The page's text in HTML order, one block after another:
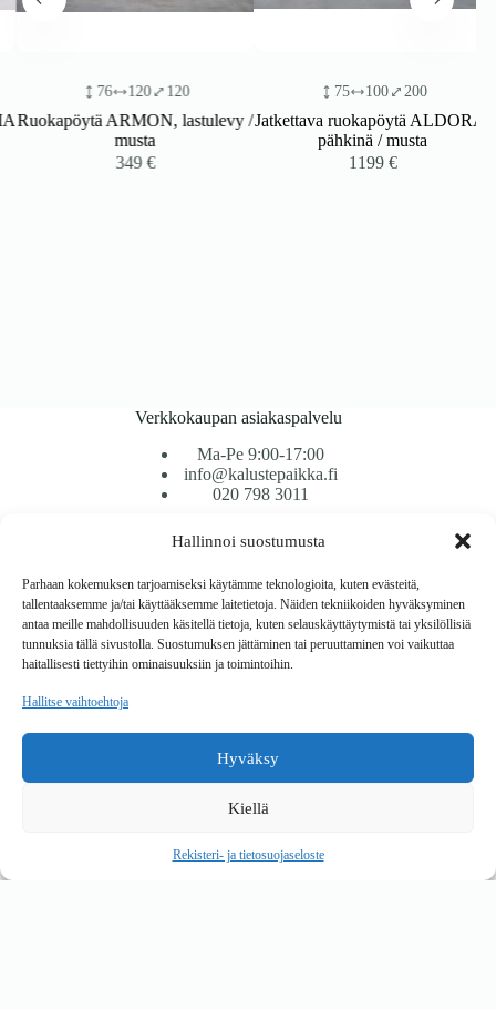
Hallinnoi suostumusta
Parhaan kokemuksen tarjoamiseksi käytämme teknologioita, kuten evästeitä,
tallentaaksemme ja/tai käyttääksemme laitetietoja. Näiden tekniikoiden hyväksyminen
antaa meille mahdollisuuden käsitellä tietoja, kuten selauskäyttäytymistä tai yksilöllisiä
tunnuksia tällä sivustolla. Suostumuksen jättäminen tai peruuttaminen voi vaikuttaa
haitallisesti tiettyihin ominaisuuksiin ja toimintoihin.
Hallitse vaihtoehtoja
Hyväksy
Kiellä
Rekisteri- ja tietosuojaseloste
76 120 120
Ruokapöytä ARMON, lastulevy /
musta
349€
75 100 200
Jatkettava ruokapöytä ALDORA,
pähkinä / musta
1199€
Verkkokaupan asiakaspalvelu
Ma-Pe 9:00-17:00
info@kalustepaikka.fi
020 798 3011
Tavarantoimitus / Maksutavat
Toimitustavat
Maksutavat
Vaihto ja palautus
Reklamaatiot
Copyright © 2026 Kalustepaikka